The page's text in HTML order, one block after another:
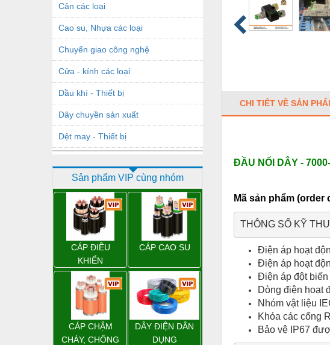
Cân các loại
Cao su, Nhựa các loại
Chuyển giao công nghệ
Cửa - kính các loại
Dầu khí - Thiết bị
Dây chuyền sản xuất
Dệt may - Thiết bị
Dịch vụ - Thi công
Điện công nghiệp
Điện gia dụng
Điện Lạnh
Đóng tàu Thiết bị
Đúc chính xác Thiết bị
Dụng cụ cầm tay
Dụng cụ cắt gọt
Sản phẩm VIP cùng nhóm
CÁP ĐIỀU
KHIỂN
CÁP CAO SU
CÁP CHẬM
CHÁY, CHỐNG
DÂY ĐIỆN DÂN
DỤNG
CHI TIẾT VỀ SẢN
ĐẦU NỐI DÂY -
Mã sản phẩm (order
Điện áp hoạt
Điện áp hoạt
Điện áp đột
Dòng điện hoạt
Nhóm vật liệu
Khóa các cổng
Bảo vệ IP67